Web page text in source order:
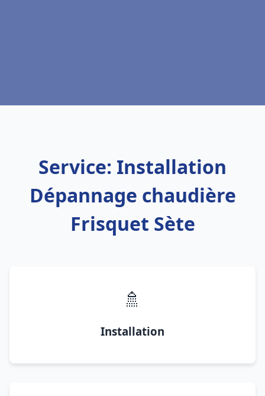
Service: Installation
Dépannage chaudière
Frisquet Sète
🚿
Installation